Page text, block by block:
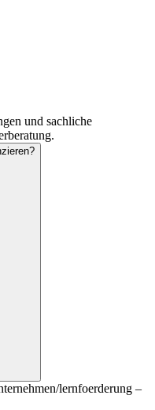
und sachliche
lernfoerderung –